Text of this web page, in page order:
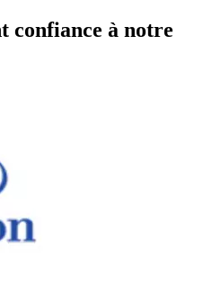
confiance à notre